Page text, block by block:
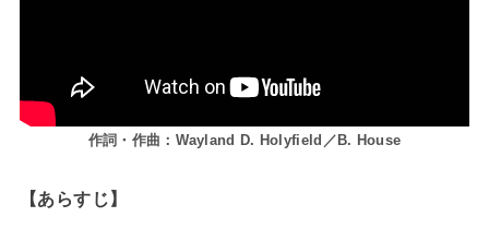
作詞・作曲：Wayland D. Holyfield／B. House
【あらすじ】